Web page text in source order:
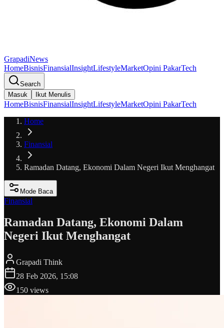
GrapadiNews
HomeBisnisFinansialInsightLifestyleMarketOpini PakarTech
Search
Masuk
Ikut Menulis
HomeBisnisFinansialInsightLifestyleMarketOpini PakarTech
Home
Finansial
Ramadan Datang, Ekonomi Dalam Negeri Ikut Menghangat
Mode Baca
Finansial
Ramadan Datang, Ekonomi Dalam
Negeri Ikut Menghangat
Grapadi Think
28 Feb 2026, 15:08
150 views